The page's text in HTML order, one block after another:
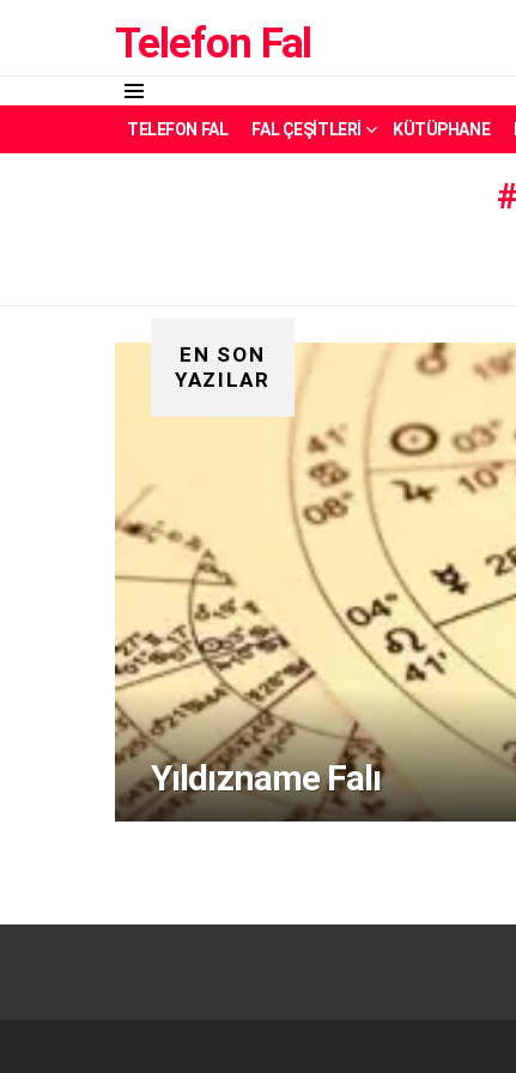
Telefon Fal
Menü
TELEFON FAL FAL ÇEŞITLERI KÜTÜPHANE
EN SON
YAZILAR
Yıldızname Falı